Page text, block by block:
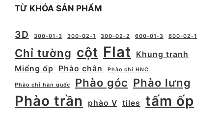
TỪ KHÓA SẢN PHẨM
3D 300-01-3 300-02-1 300-02-2 600-01-3 600-02-1
Chỉ tường cột Flat
Khung tranh
Miếng ốp
Phào chân Phào chỉ HNC
Phào chỉ hàn quốc Phào góc Phào lưng
Phào trần phào V tiles tấm ốp